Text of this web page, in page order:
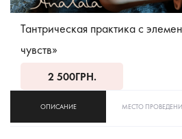
Тантрическая практика с
чувств»
2 500ГРН.
ОПИСАНИЕ МЕСТО